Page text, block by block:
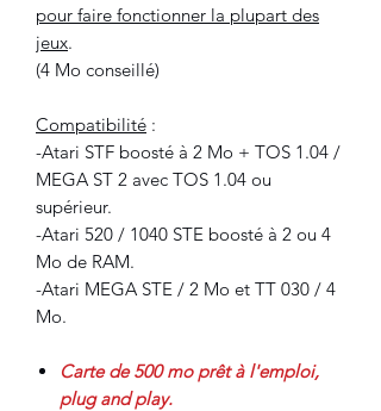
pour faire fonctionner la plupart des
jeux.
(4 Mo conseillé)
Compatibilité :
-Atari STF boosté à 2 Mo + TOS 1.04 /
MEGA ST 2 avec TOS 1.04 ou
supérieur.
-Atari 520 / 1040 STE boosté à 2 ou 4
Mo de RAM.
-Atari MEGA STE / 2 Mo et TT 030 / 4
Mo.
Carte de 500 mo prêt à l'emploi,
plug and play.